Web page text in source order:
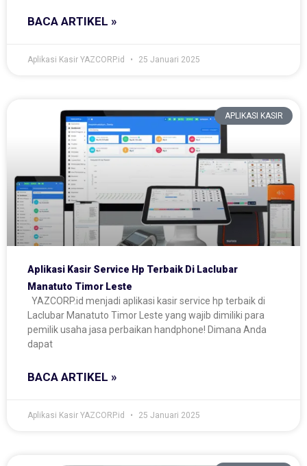
BACA ARTIKEL »
Aplikasi Kasir YAZCORP.id 25 Januari 2025
APLIKASI KASIR
Aplikasi Kasir Service Hp Terbaik Di Laclubar
Manatuto Timor Leste
YAZCORP.id menjadi aplikasi kasir service hp terbaik di
Laclubar Manatuto Timor Leste yang wajib dimiliki para
pemilik usaha jasa perbaikan handphone! Dimana Anda
dapat
BACA ARTIKEL »
Aplikasi Kasir YAZCORP.id 25 Januari 2025